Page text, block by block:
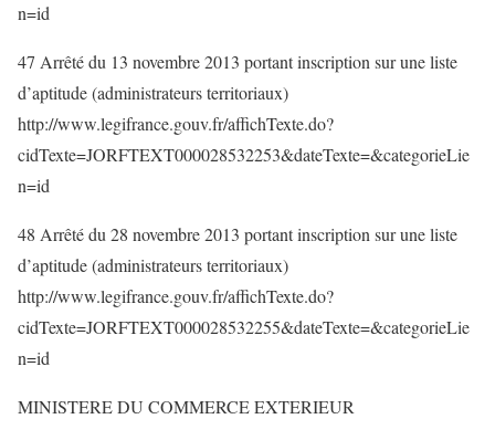
n=id
47 Arrêté du 13 novembre 2013 portant inscription sur une liste
d’aptitude (administrateurs territoriaux)
http://www.legifrance.gouv.fr/affichTexte.do?
cidTexte=JORFTEXT000028532253&dateTexte=&categorieLie
n=id
48 Arrêté du 28 novembre 2013 portant inscription sur une liste
d’aptitude (administrateurs territoriaux)
http://www.legifrance.gouv.fr/affichTexte.do?
cidTexte=JORFTEXT000028532255&dateTexte=&categorieLie
n=id
MINISTERE DU COMMERCE EXTERIEUR